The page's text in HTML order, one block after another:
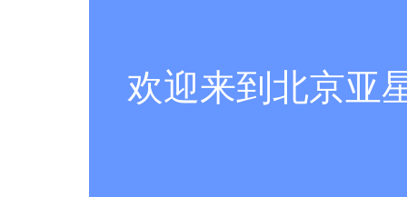
欢迎来到北京亚